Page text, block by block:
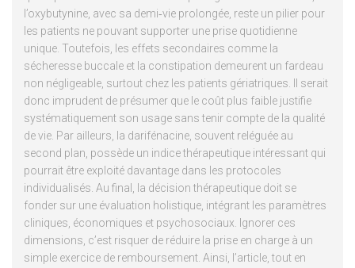
l’oxybutynine, avec sa demi‑vie prolongée, reste un pilier pour
les patients ne pouvant supporter une prise quotidienne
unique. Toutefois, les effets secondaires comme la
sécheresse buccale et la constipation demeurent un fardeau
non négligeable, surtout chez les patients gériatriques. Il serait
donc imprudent de présumer que le coût plus faible justifie
systématiquement son usage sans tenir compte de la qualité
de vie. Par ailleurs, la darifénacine, souvent reléguée au
second plan, possède un indice thérapeutique intéressant qui
pourrait être exploité davantage dans les protocoles
individualisés. Au final, la décision thérapeutique doit se
fonder sur une évaluation holistique, intégrant les paramètres
cliniques, économiques et psychosociaux. Ignorer ces
dimensions, c’est risquer de réduire la prise en charge à un
simple exercice de remboursement. Ainsi, l’article, tout en